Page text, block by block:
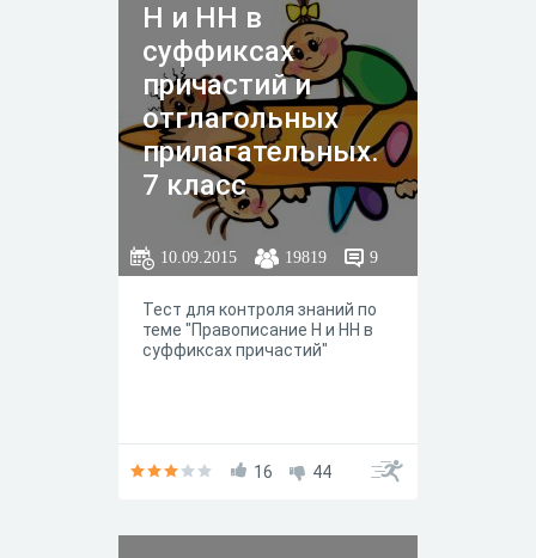
Н и НН в
суффиксах
причастий и
отглагольных
прилагательных.
7 класс
10.09.2015 19819 9
Тест для контроля знаний по
теме "Правописание Н и НН в
суффиксах причастий"
16 44